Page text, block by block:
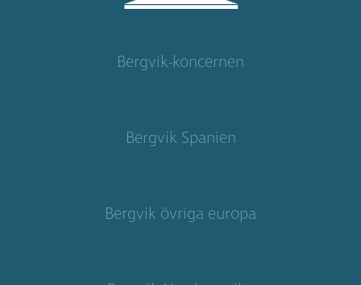
Bergvik-koncernen
Bergvik Spanien
Bergvik övriga europa